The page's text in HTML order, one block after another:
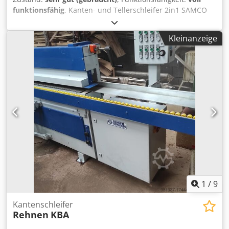
funktionsfähig, Kanten- und Tellerschleifer 2in1 SAMCO
DG-60 Spezifikation: - Hersteller - SAMCO - Modell - DG-60 -
Arbeitshöhe - 150 mm - Papierformat - 150 x 1870 mm -
Arbeitsfläche - Abmessungen 35 x 64 cm Cjdpfx Abjvgnagj
Sorf - Motorleistung - 2,2 kW - mechanische
Riemenspannung und Oszillation - die Maschine braucht
keine Pneumatik - Durchmesser des Schleiftellers - 600
mm - Tischplatte verstellbar im Winkel +- 45 Grad -
Absaugdüsen fi 120 mm - Gesundheits- und
Sicherheitsschutz und CE-Kennzeichnung - Gewicht - ca.
400 kg - Gesamtabmessungen 110 x 120 x 130 cm (L x B x
H) Zusätzliche Informationen: - sehr guter, werksseitiger
technischer und optischer Zustand - die Fotos zeigen den
tatsächlichen Zustand des Kaufgegenstandes -
Möglichkeit, das Gerät einzuschalten und vor Ort zu
überprüfen - der in der Auktion angegebene Preis versteht
sich ohne Mehrwertsteuer und Transportkosten
Kleinanzeige
1 /9
Kantenschleifer
Rehnen KBA